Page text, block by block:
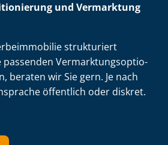
und Vermarktung
strukturiert
passenden Ver­mark­tungs­op­tio­
beraten wir Sie gern. Je nach
öffentlich oder diskret.